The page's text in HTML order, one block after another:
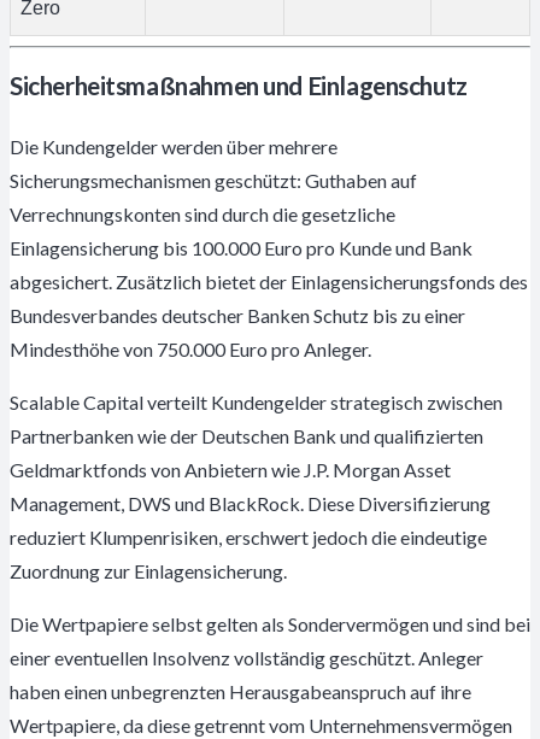
Zero
Sicherheitsmaßnahmen und Einlagenschutz
Die Kundengelder werden über mehrere
Sicherungsmechanismen geschützt: Guthaben auf
Verrechnungskonten sind durch die gesetzliche
Einlagensicherung bis 100.000 Euro pro Kunde und Bank
abgesichert. Zusätzlich bietet der Einlagensicherungsfonds des
Bundesverbandes deutscher Banken Schutz bis zu einer
Mindesthöhe von 750.000 Euro pro Anleger.
Scalable Capital verteilt Kundengelder strategisch zwischen
Partnerbanken wie der Deutschen Bank und qualifizierten
Geldmarktfonds von Anbietern wie J.P. Morgan Asset
Management, DWS und BlackRock. Diese Diversifizierung
reduziert Klumpenrisiken, erschwert jedoch die eindeutige
Zuordnung zur Einlagensicherung.
Die Wertpapiere selbst gelten als Sondervermögen und sind bei
einer eventuellen Insolvenz vollständig geschützt. Anleger
haben einen unbegrenzten Herausgabeanspruch auf ihre
Wertpapiere, da diese getrennt vom Unternehmensvermögen